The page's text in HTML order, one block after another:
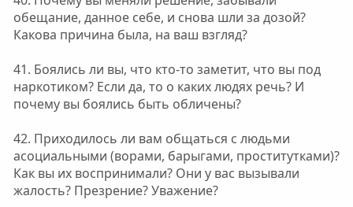
обещание, данное себе, и снова шли за дозой?
Какова причина была, на ваш взгляд?
41. Боялись ли вы, что кто-то заметит, что вы под
наркотиком? Если да, то о каких людях речь? И
почему вы боялись быть обличены?
42. Приходилось ли вам общаться с людьми
асоциальными (ворами, барыгами, проститутками)?
Как вы их воспринимали? Они у вас вызывали
жалость? Презрение? Уважение?